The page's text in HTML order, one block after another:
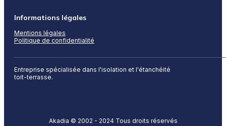
Entreprise spécialisée dans l'isolation et l'étanchéité
toit-terrasse.
Informations légales
Mentions légales
Politique de confidentialité
Akadia © 2002 - 2024 Tous droits réservés